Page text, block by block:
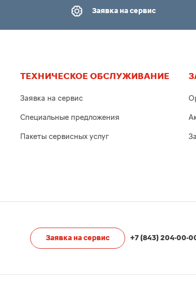
Заявка на сервис
ТЕХНИЧЕСКОЕ ОБСЛУЖИВАНИЕ
Заявка на сервис
Специальные предложения
Пакеты сервисных услуг
+7 (843) 204-00-
Заявка на сервис